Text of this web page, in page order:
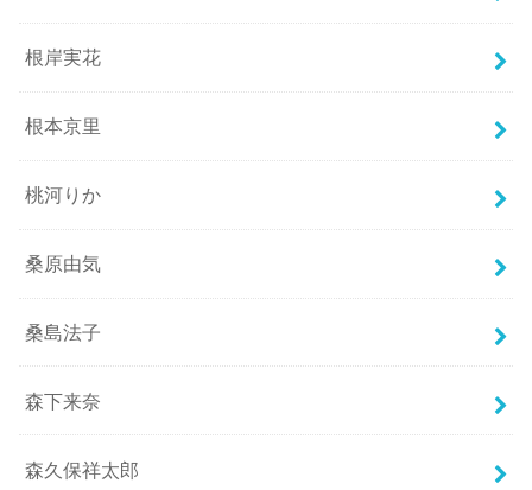
根岸実花
根本京里
桃河りか
桑原由気
桑島法子
森下来奈
森久保祥太郎